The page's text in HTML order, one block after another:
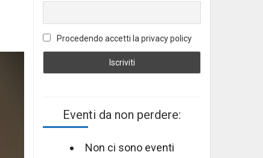
Procedendo accetti la privacy policy
Eventi da non perdere:
Non ci sono eventi